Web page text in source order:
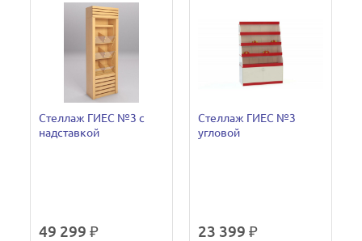
Стеллаж ГИЕС №3 с
надставкой
49 299 ₽
Стеллаж ГИЕС №3
угловой
23 399 ₽